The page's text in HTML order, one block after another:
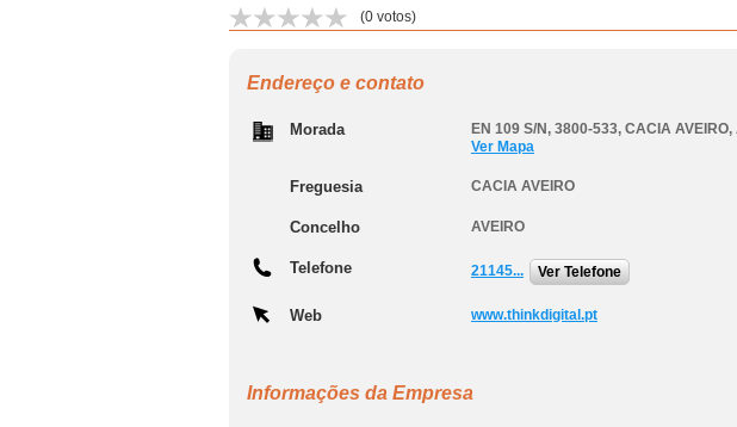
(0 votos)
Endereço e contato
Morada EN 109 S/N, 3800-533, CACIA AVEIRO,
Ver Mapa
Freguesia CACIA AVEIRO
Concelho AVEIRO
Telefone 21145... Ver Telefone
Web www.thinkdigital.pt
Informações da Empresa